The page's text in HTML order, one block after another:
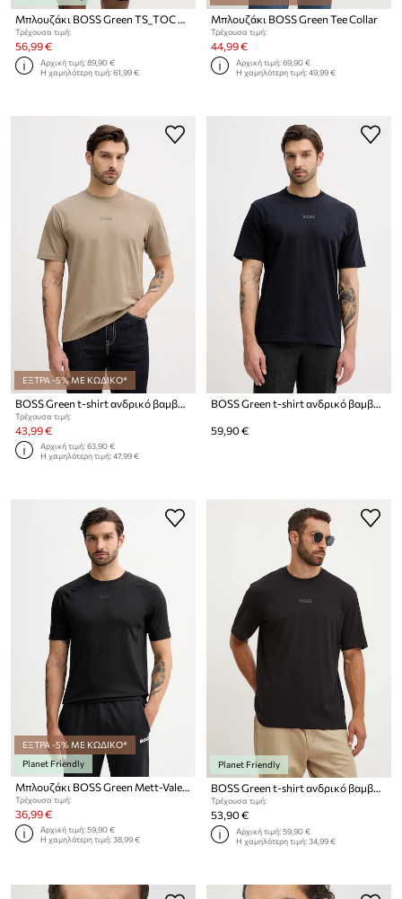
Μπλουζάκι BOSS Green TS_TOC Spin Training
Τρέχουσα τιμή:
56,99 €
Αρχική τιμή:89,90 €
Η χαμηλότερη τιμή:61,99 €
Μπλουζάκι BOSS Green Tee Collar
Τρέχουσα τιμή:
44,99 €
Αρχική τιμή:69,90 €
Η χαμηλότερη τιμή:49,99 €
ΕΞΤΡΑ -5% ΜΕ ΚΩΔΙΚΟ*
Τρέχουσα τιμή:
43,99 €
Αρχική τιμή:63,90 €
Η χαμηλότερη τιμή:47,99 €
59,90 €
ΕΞΤΡΑ -5% ΜΕ ΚΩΔΙΚΟ*
Planet Friendly
Μπλουζάκι BOSS Green Mett-Valentine
Τρέχουσα τιμή:
36,99 €
Αρχική τιμή:59,90 €
Η χαμηλότερη τιμή:38,99 €
Planet Friendly
BOSS Green t-shirt ανδρικό βαμβακερό Tee 10
Τρέχουσα τιμή:
53,90 €
Αρχική τιμή:59,90 €
Η χαμηλότερη τιμή:34,99 €